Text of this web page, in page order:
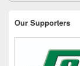
Our Supporters